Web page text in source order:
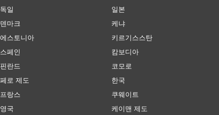
독일
덴마크
에스토니아
스페인
핀란드
페로 제도
프랑스
영국
일본
케냐
키르기스스탄
캄보디아
코모로
한국
쿠웨이트
케이맨 제도